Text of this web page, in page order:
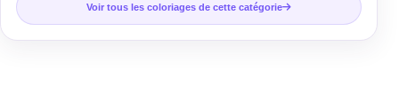
Voir tous les coloriages de cette catégorie